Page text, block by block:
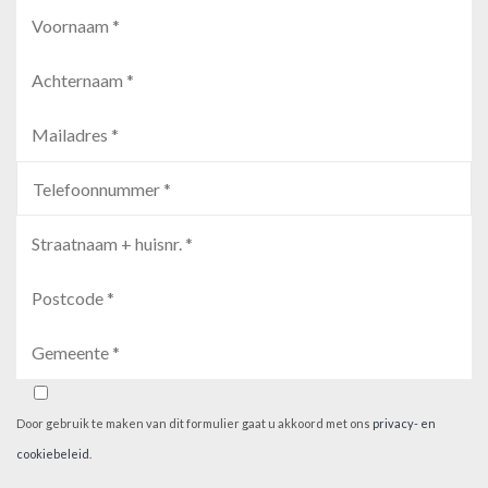
Door gebruik te maken van dit formulier gaat u akkoord met ons privacy- en
cookiebeleid